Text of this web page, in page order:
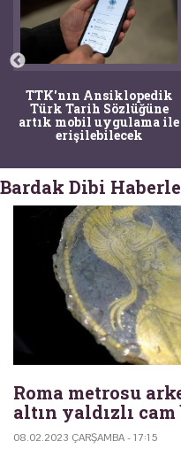
TTK'nın Ansiklopedik
Türk Tarih Sözlüğüne
artık mobil uygulama ile
erişilebilecek
Bardak Dibi
Roma metrosu
altın yaldızlı
08.02.2023 ÇARŞAMBA - 17:15